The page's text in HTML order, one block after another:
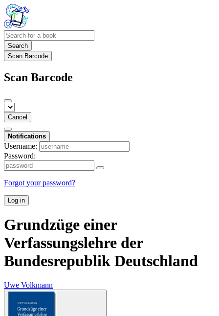
Search
Scan Barcode
Scan Barcode
Cancel
Notifications
Username:
Password:
Forgot your password?
Log in
Grundzüge einer
Verfassungslehre der
Bundesrepublik Deutschland
Uwe Volkmann